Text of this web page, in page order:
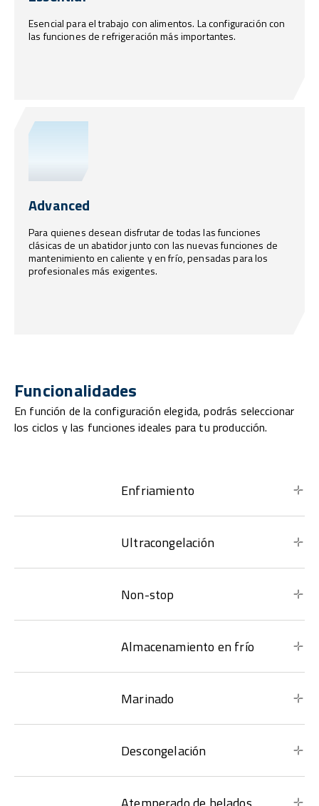
Esencial para el trabajo con alimentos. La configuración con
las funciones de refrigeración más importantes.
Advanced
Para quienes desean disfrutar de todas las funciones
clásicas de un abatidor junto con las nuevas funciones de
mantenimiento en caliente y en frío, pensadas para los
profesionales más exigentes.
Funcionalidades
En función de la configuración elegida, podrás seleccionar
los ciclos y las funciones ideales para tu producción.
Enfriamiento
Ultracongelación
Non-stop
Almacenamiento en frío
Marinado
Descongelación